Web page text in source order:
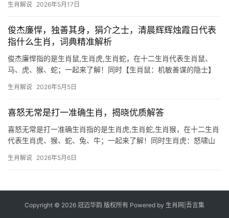
二生肖中代表灵活与谋略，2026年对属蛇者而言极为关键，尤其是
生肖解说 2026年5月17日
俊杰廉悍，独善其身，狷介之士，清晨辉辉烛霞日代表
指什么生肖，词典精准解析
俊杰廉悍指的是生肖鼠,生肖虎,生肖蛇，在十二生肖代表生肖鼠、
马、虎、猴、蛇；一起来了解！同时【生肖鼠：机敏善谋的隐士】
被抢或遭小人中伤，尤其29岁至40岁者需警惕团队中的“笑面虎”，
生肖解说 2026年5月5日
喜怒无常是打一准确生肖，揭晓优质解答
喜怒无常是打一准确生肖指的是生肖虎,生肖蛇,生肖猴，在十二生肖
代表生肖虎、猴、蛇、兔、牛；一起来了解！同时生肖虎：怒啸山
标签，寅虎地支藏甲木，如同狂风骤雨般情绪起伏，但木性亦赋予
生肖解说 2026年5月6日
Copyright © 2026 冠迈华韵 版权所有 Powered by 生肖网 吾言集